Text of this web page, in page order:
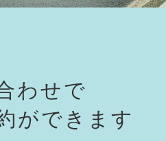
わせで
ができます